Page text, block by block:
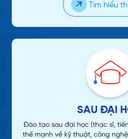
Tìm hiểu
SAU ĐẠI
Đào tạo sau đại học (thạc sĩ,
thế mạnh về kỹ thuật, công